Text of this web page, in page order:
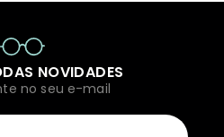
NOVIDADES
no seu e-mail